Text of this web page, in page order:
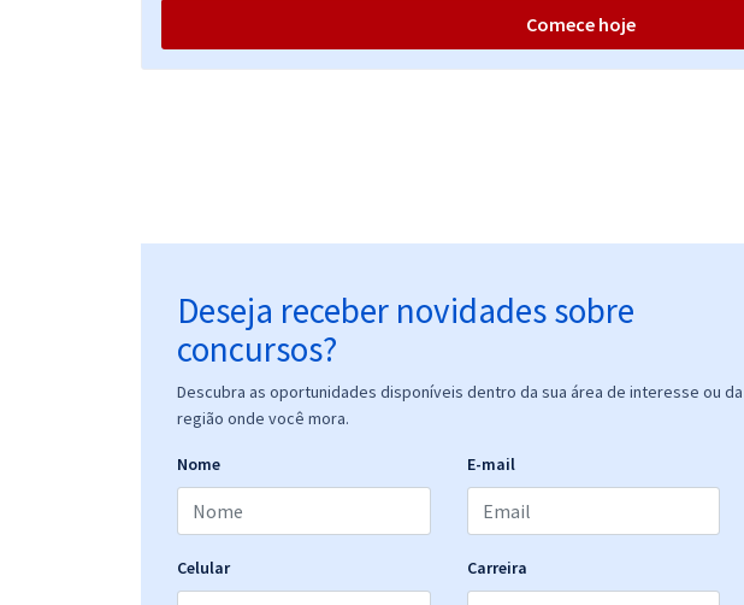
Comece hoje
Deseja receber novidades sobre
concursos?
Descubra as oportunidades disponíveis dentro da sua área de interesse ou da
região onde você mora.
Nome E-mail
Celular Carreira